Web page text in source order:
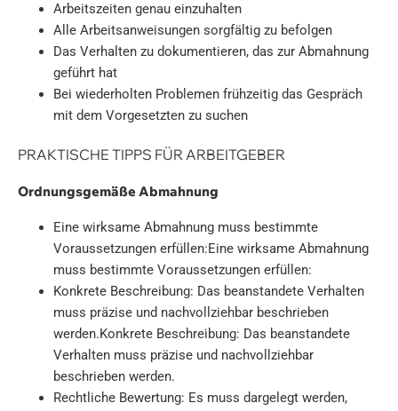
Arbeitszeiten genau einzuhalten
Alle Arbeitsanweisungen sorgfältig zu befolgen
Das Verhalten zu dokumentieren, das zur Abmahnung
geführt hat
Bei wiederholten Problemen frühzeitig das Gespräch
mit dem Vorgesetzten zu suchen
PRAKTISCHE TIPPS FÜR ARBEITGEBER
Ordnungsgemäße Abmahnung
Eine wirksame Abmahnung muss bestimmte
Voraussetzungen erfüllen:Eine wirksame Abmahnung
muss bestimmte Voraussetzungen erfüllen:
Konkrete Beschreibung: Das beanstandete Verhalten
muss präzise und nachvollziehbar beschrieben
werden.Konkrete Beschreibung: Das beanstandete
Verhalten muss präzise und nachvollziehbar
beschrieben werden.
Rechtliche Bewertung: Es muss dargelegt werden,